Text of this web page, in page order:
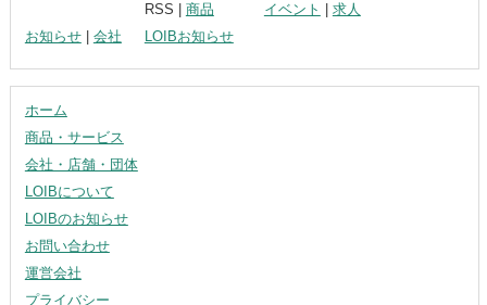
RSS | 商品 イベント
求人
お知らせ| 会社 LOIBお知らせ
ホーム
商品・サービス
会社・店舗・団体
LOIBについて
LOIBのお知らせ
お問い合わせ
運営会社
プライバシー